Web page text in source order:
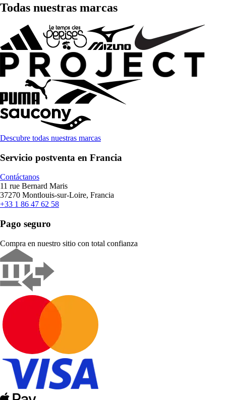
Todas nuestras marcas
Descubre todas nuestras marcas
Servicio postventa en Francia
Contáctanos
11 rue Bernard Maris
37270 Montlouis-sur-Loire, Francia
+33 1 86 47 62 58
Pago seguro
Compra en nuestro sitio con total confianza